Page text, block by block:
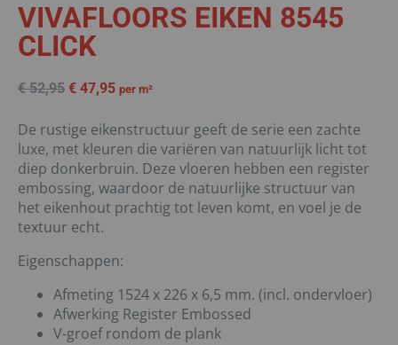
VIVAFLOORS EIKEN 8545
CLICK
€52,95 € 47,95 per m²
De rustige eikenstructuur geeft de serie een zachte
luxe, met kleuren die variëren van natuurlijk licht tot
diep donkerbruin. Deze vloeren hebben een register
embossing, waardoor de natuurlijke structuur van
het eikenhout prachtig tot leven komt, en voel je de
textuur echt.
Eigenschappen:
Afmeting 1524 x 226 x 6,5 mm. (incl. ondervloer)
Afwerking Register Embossed
V-groef rondom de plank